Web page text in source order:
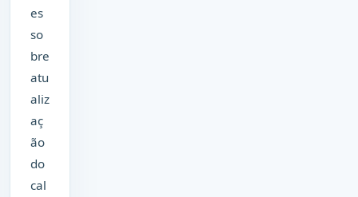
es
so
bre
atu
aliz
aç
ão
do
cal